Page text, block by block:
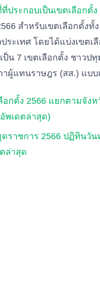
ประกอบเป็นเขตเลือกตั้ง
สำหรับเขตเลือกตั้งทั้
ระเทศ โดยได้แบ่งเขตเ
ป็น 7 เขตเลือกตั้ง ชาวป
ผู้แทนราษฎร (สส.) แบบ
อกตั้ง 2566 แยกตามจัง
พเดตล่าสุด)
ราชการ 2566 ปฏิทินวัน
ล่าสุด